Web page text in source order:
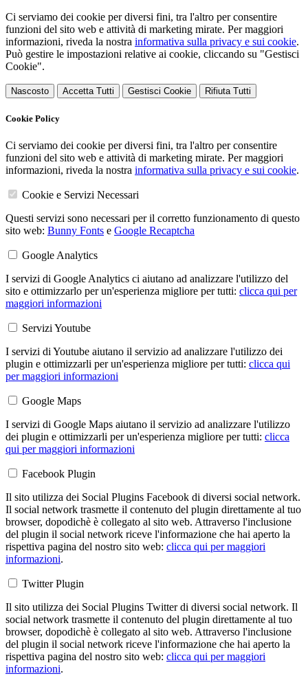
Ci serviamo dei cookie per diversi fini, tra l'altro per consentire
funzioni del sito web e attività di marketing mirate. Per maggiori
informazioni, riveda la nostra informativa sulla privacy e sui cookie.
Può gestire le impostazioni relative ai cookie, cliccando su "Gestisci
Cookie".
Nascosto Accetta Tutti Gestisci Cookie Rifiuta Tutti
Cookie Policy
Ci serviamo dei cookie per diversi fini, tra l'altro per consentire
funzioni del sito web e attività di marketing mirate. Per maggiori
informazioni, riveda la nostra informativa sulla privacy e sui cookie.
Cookie e Servizi Necessari
Questi servizi sono necessari per il corretto funzionamento di questo
sito web: Bunny Fonts e Google Recaptcha
Google Analytics
I servizi di Google Analytics ci aiutano ad analizzare l'utilizzo del
sito e ottimizzarlo per un'esperienza migliore per tutti: clicca qui per
maggiori informazioni
Servizi Youtube
I servizi di Youtube aiutano il servizio ad analizzare l'utilizzo dei
plugin e ottimizzarli per un'esperienza migliore per tutti: clicca qui
per maggiori informazioni
Google Maps
I servizi di Google Maps aiutano il servizio ad analizzare l'utilizzo
dei plugin e ottimizzarli per un'esperienza migliore per tutti: clicca
qui per maggiori informazioni
Facebook Plugin
Il sito utilizza dei Social Plugins Facebook di diversi social network.
Il social network trasmette il contenuto del plugin direttamente al tuo
browser, dopodichè è collegato al sito web. Attraverso l'inclusione
del plugin il social network riceve l'informazione che hai aperto la
rispettiva pagina del nostro sito web: clicca qui per maggiori
informazioni.
Twitter Plugin
Il sito utilizza dei Social Plugins Twitter di diversi social network. Il
social network trasmette il contenuto del plugin direttamente al tuo
browser, dopodichè è collegato al sito web. Attraverso l'inclusione
del plugin il social network riceve l'informazione che hai aperto la
rispettiva pagina del nostro sito web: clicca qui per maggiori
informazioni.